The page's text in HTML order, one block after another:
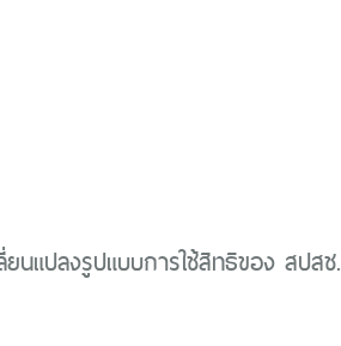
นแปลงรูปแบบการใช้สิทธิของ สปสช.